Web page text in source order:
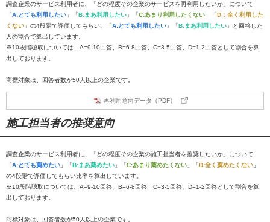
調査企業のサービス利用者に、「どの程度その企業のサービスを再利用したいか」について
「A:とても利用したい 」「B:まあ利用したい 」「C:あまり利用したくない 」「D：全く利用した
くない 」の4段階で評価してもらい、「A:とても利用したい 」「B:まあ利用したい 」と回答した
人の割合で算出しています。
※10段階聴取については、A=9-10回答、B=6-8回答、C=3-5回答、D=1-2回答として割合を算
出しております。
商標対象は、回答者数が50人以上の企業です。
再利用意向データ（PDF）
施工担当者の推奨意向
調査企業のサービス利用者に、「どの程度その企業の施工担当者を推奨したいか」について
「A:とても薦めたい 」「B:まあ薦めたい 」「C:あまり薦めたくない 」「D:全く薦めたくない 」
の4段階で評価してもらい比率を算出しています。
※10段階聴取については、A=9-10回答、B=6-8回答、C=3-5回答、D=1-2回答として割合を算
出しております。
商標対象は、回答者数が50人以上の企業です。